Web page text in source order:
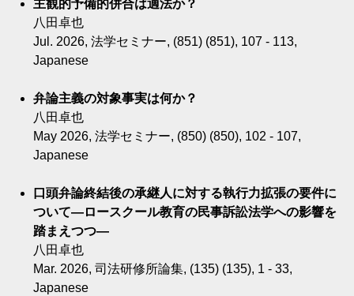
主観的予備的併合は適法か？
八田卓也
Jul. 2026, 法学セミナー, (851) (851), 107 - 113,
Japanese
弁論主義の対象事実は何か？
八田卓也
May 2026, 法学セミナー, (850) (850), 102 - 107,
Japanese
口頭弁論終結後の承継人に対する執行力拡張の要件に
ついて―ロースクール教育の民事訴訟法学への影響を
踏まえつつ―
八田卓也
Mar. 2026, 司法研修所論集, (135) (135), 1 - 33,
Japanese